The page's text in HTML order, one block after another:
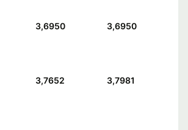
3,6950 3,6950
3,7652 3,7981